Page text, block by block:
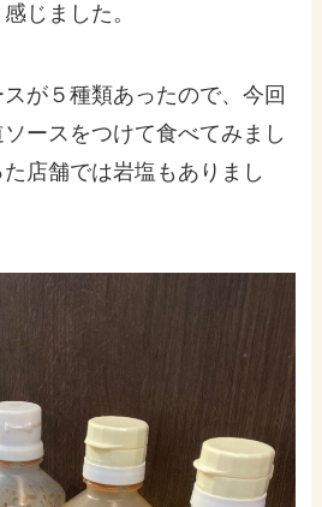
じました。
が５種類あったので、今回
ースをつけて食べてみまし
店舗では岩塩もありまし